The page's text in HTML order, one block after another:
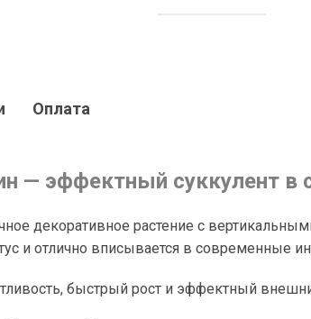
Оплата
— эффектный суккулент в
декоративное растение с
и отлично вписывается в современные
быстрый рост и эффектный